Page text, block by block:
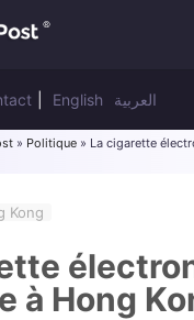
English العربية
» Politique » La cigarette
Kong
à Hong